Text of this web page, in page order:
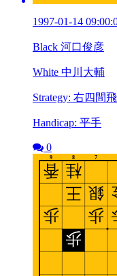
1997-01-14
Black 河口俊彦
White 中川大輔
Strategy: 右四間
Handicap: 平手
0